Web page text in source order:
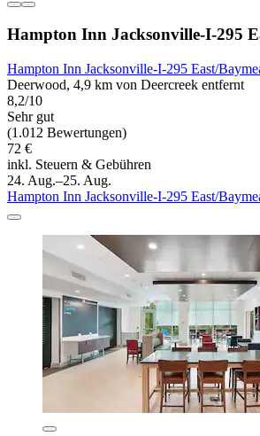
Hampton Inn Jacksonville-I-295
Hampton Inn Jacksonville-I-295 East/
Deerwood, 4,9 km von Deercreek entfernt
8,2/10
Sehr gut
(1.012 Bewertungen)
72 €
inkl. Steuern & Gebühren
24. Aug.–25. Aug.
Hampton Inn Jacksonville-I-295 East/